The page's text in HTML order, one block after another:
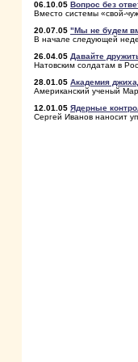
06.10.05 Вопрос без
Вместо системы «свой-
20.07.05 "Мы не будем
В начале следующей
26.04.05 Давайте
Натовским солдатам в
28.01.05 Академия
Американский ученый
12.01.05 Ядерные
Сергей Иванов наносит